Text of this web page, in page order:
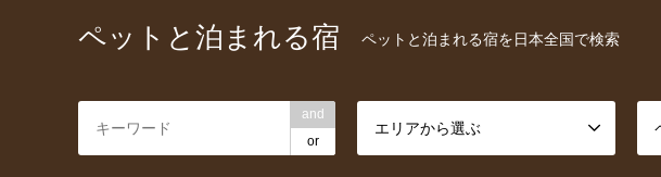
ペットと泊まれる宿 ペットと泊まれる宿を日本全国で検索
and
or
エリアから選ぶ